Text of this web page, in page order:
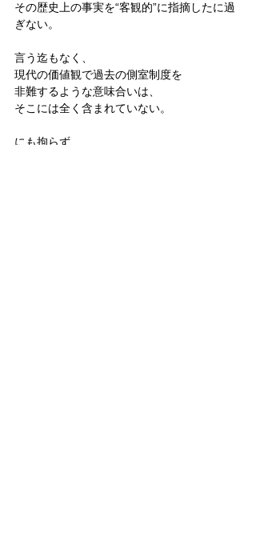
その歴史上の事実を“客観的”に指摘したに過
ぎない。
言う迄もなく、
現代の価値観で過去の側室制度を
非難するような意味合いは、
そこには全く含まれていない。
にも拘らず、